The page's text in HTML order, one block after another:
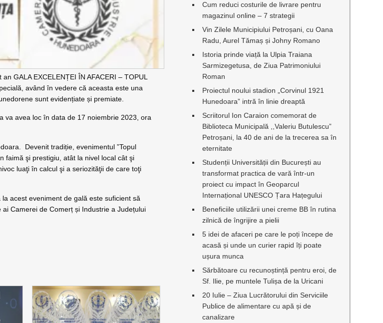
GALA EXCELENȚEI ÎN AFACERI – TOPUL
având în vedere că aceasta este una
sunt evidențiate și premiate.
va avea loc în data de 17 noiembrie 2023, ora
Devenit tradiție, evenimentul ”Topul
faimă şi prestigiu, atât la nivel local cât şi
luaţi în calcul şi a seriozităţii de care toţi
acest eveniment de gală este suficient să
Camerei de Comerț și Industrie a Județului
Cum reduci costurile de livrare pentru
magazinul online – 7 strategii
Vin Zilele Municipiului Petroșani, cu Oana
Radu, Aurel Tămaș și Johny Romano
Istoria prinde viață la Ulpia Traiana
Sarmizegetusa, de Ziua Patrimoniului
Roman
Proiectul noului stadion „Corvinul 1921
Hunedoara” intră în linie dreaptă
Scriitorul Ion Caraion comemorat de
Biblioteca Municipală ,,Valeriu Butulescu”
Petroșani, la 40 de ani de la trecerea sa în
eternitate
Studenții Universității din București au
transformat practica de vară într-un
proiect cu impact în Geoparcul
Internațional UNESCO Țara Hațegului
Beneficiile utilizării unei creme BB în rutina
zilnică de îngrijire a pielii
5 idei de afaceri pe care le poți începe de
acasă și unde un curier rapid îți poate
ușura munca
Sărbătoare cu recunoștință pentru eroi, de
Sf. Ilie, pe muntele Tulișa de la Uricani
20 Iulie – Ziua Lucrătorului din Serviciile
Publice de alimentare cu apă și de
canalizare